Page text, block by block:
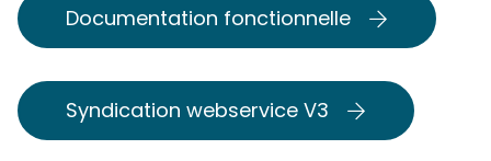
Documentation fonctionnelle
Syndication webservice V3